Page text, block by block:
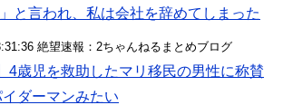
と言われ、私は会社を辞めてしまった
絶望速報：2ちゃんねるまとめブログ
4歳児を救助したマリ移民の男性に称賛
ダーマンみたい